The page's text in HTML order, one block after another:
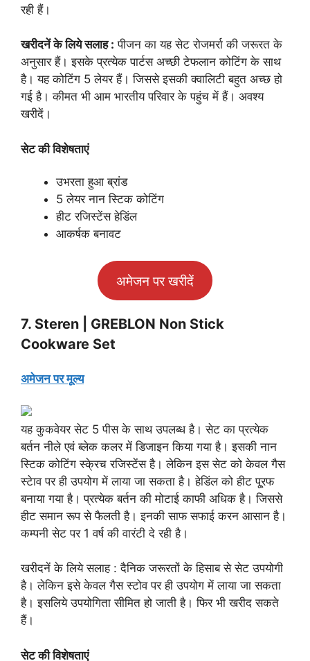
रही हैं।
खरीदनें के लिये सलाह : पीजन का यह सेट रोजमर्रा की जरूरत के
अनुसार हैं। इसके प्रत्येक पार्टस अच्छी टेफलान कोटिंग के साथ
है। यह कोटिंग 5 लेयर हैं। जिससे इसकी क्वालिटी बहुत अच्छ हो
गई है। कीमत भी आम भारतीय परिवार के पहुंच में हैं। अवश्य
खरीदें।
सेट की विशेषताएं
उभरता हुआ ब्रांड
5 लेयर नान स्टिक कोटिंग
हीट रजिस्टेंस हेडिंल
आकर्षक बनावट
अमेजन पर खरीदें
7. Steren | GREBLON Non Stick
Cookware Set
अमेजन पर मूल्य
यह कुकवेयर सेट 5 पीस के साथ उपलब्ध है। सेट का प्रत्येक
बर्तन नीले एवं ब्लेक कलर में डिजाइन किया गया है। इसकी नान
स्टिक कोटिंग स्के्रच रजिस्टेंस है। लेकिन इस सेट को केवल गैस
स्टेाव पर ही उपयोग में लाया जा सकता है। हेडिंल को हीट पू्रफ
बनाया गया है। प्रत्येक बर्तन की मोटाई काफी अधिक है। जिससे
हीट समान रूप से फैलती है। इनकी साफ सफाई करन आसान है।
कम्पनी सेट पर 1 वर्ष की वारंटी दे रही है।
खरीदनें के लिये सलाह : दैनिक जरूरतों के हिसाब से सेट उपयोगी
है। लेकिन इसे केवल गैस स्टोव पर ही उपयोग में लाया जा सकता
है। इसलिये उपयोगिता सीमित हो जाती है। फिर भी खरीद सकते
हैं।
सेट की विशेषताएं